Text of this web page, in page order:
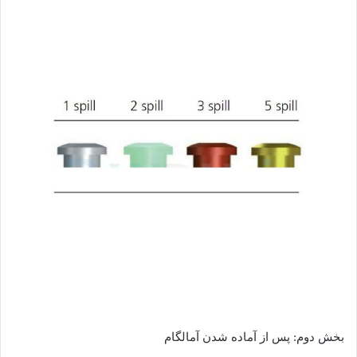
بخش دوم: پس از آماده شدن آمالگام